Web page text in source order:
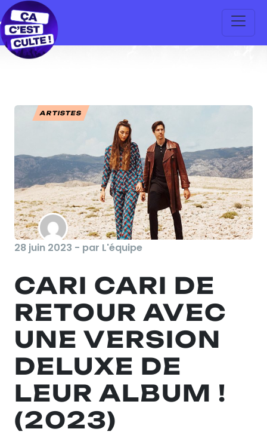
ARTISTES
28 juin 2023 - par L'équipe
CARI CARI DE
RETOUR AVEC
UNE VERSION
DELUXE DE
LEUR ALBUM !
(2023)